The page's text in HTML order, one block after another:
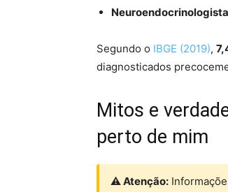
Neuroendocrinologista
Segundo o IBGE (2019),
diagnosticados
Mitos e
perto de mim
⚠ Atenção: